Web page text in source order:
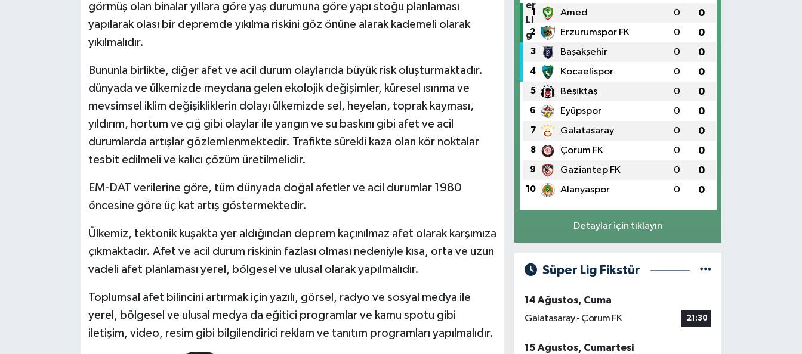
görmüş olan binalar yıllara göre yaş durumuna göre yapı stoğu planlaması
yapılarak olası bir depremde yıkılma riskini göz önüne alarak kademeli olarak
yıkılmalıdır.
Bununla birlikte, diğer afet ve acil durum olaylarıda büyük risk oluşturmaktadır.
dünyada ve ülkemizde meydana gelen ekolojik değişimler, küresel ısınma ve
mevsimsel iklim değişikliklerin dolayı ülkemizde sel, heyelan, toprak kayması,
yıldırım, hortum ve çığ gibi olaylar ile yangın ve su baskını gibi afet ve acil
durumlarda artışlar gözlemlenmektedir. Trafikte sürekli kaza olan kör noktalar
tesbit edilmeli ve kalıcı çözüm üretilmelidir.
EM-DAT verilerine göre, tüm dünyada doğal afetler ve acil durumlar 1980
öncesine göre üç kat artış göstermektedir.
Ülkemiz, tektonik kuşakta yer aldığından deprem kaçınılmaz afet olarak karşımıza
çıkmaktadır. Afet ve acil durum riskinin fazlası olması nedeniyle kısa, orta ve uzun
vadeli afet planlaması yerel, bölgesel ve ulusal olarak yapılmalıdır.
Toplumsal afet bilincini artırmak için yazılı, görsel, radyo ve sosyal medya ile
yerel, bölgesel ve ulusal medya da eğitici programlar ve kamu spotu gibi
iletişim, video, resim gibi bilgilendirici reklam ve tanıtım programları yapılmalıdır.
1 Amed 0 0
2 Erzurumspor FK 0 0
3 Başakşehir 0 0
4 Kocaelispor 0 0
5 Beşiktaş 0 0
6 Eyüpspor 0 0
7 Galatasaray 0 0
8 Çorum FK 0 0
9 Gaziantep FK 0 0
10 Alanyaspor 0 0
Detaylar için tıklayın
Süper Lig Fikstür
14 Ağustos, Cuma
Galatasaray - Çorum FK
21:30
15 Ağustos, Cumartesi